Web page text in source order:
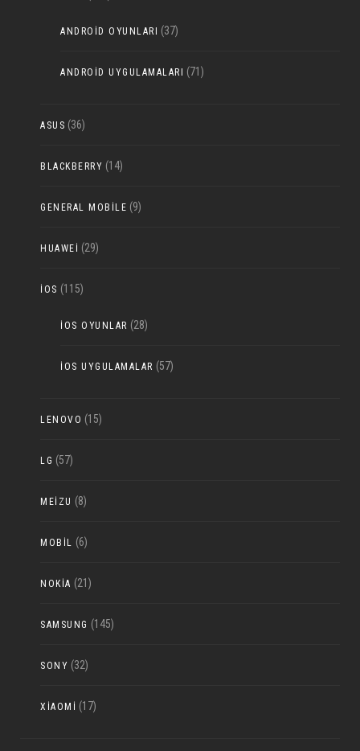
ANDROID OYUNLARI (37)
ANDROID UYGULAMALARI (71)
ASUS (36)
BLACKBERRY (14)
GENERAL MOBILE (9)
HUAWEI (29)
IOS (115)
IOS OYUNLAR (28)
IOS UYGULAMALAR (57)
LENOVO (15)
LG (57)
MEIZU (8)
MOBIL (6)
NOKIA (21)
SAMSUNG (145)
SONY (32)
XIAOMI (17)